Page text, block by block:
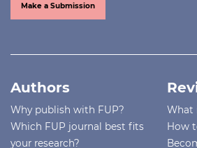
Make a Submission
Authors
Why publish with FUP?
Which FUP journal best fits
your research?
What
How